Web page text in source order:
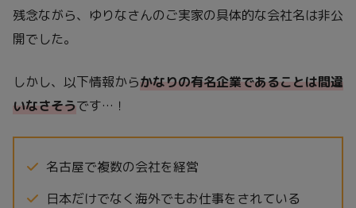
残念ながら、ゆりなさんのご実家の具体的な会社名は非公
開でした。
しかし、以下情報からかなりの有名企業であることは間違
いなさそうです…！
名古屋で複数の会社を経営
日本だけでなく海外でもお仕事をされている